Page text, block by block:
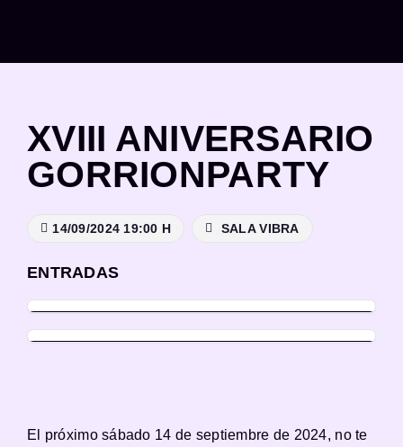
XVIII ANIVERSARIO
GORRIONPARTY
14/09/2024 19:00 H SALA VIBRA
ENTRADAS
El próximo sábado 14 de septiembre de 2024, no te